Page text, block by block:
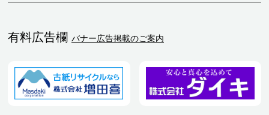
有料広告欄 バナー広告掲載のご案内